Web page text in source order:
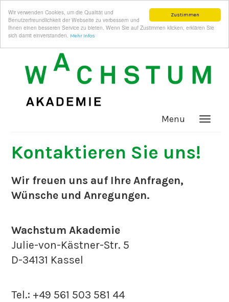
Zustimmen
Wir verwenden Cookies, um die Qualität und
Benutzerfreundlichkeit der Webseite zu verbessern und
Ihnen einen besseren Service zu bieten. Wenn Sie auf Zustimmen klicken, erklären Sie
sich damit einverstanden. Mehr Infos
Menu
Kontaktieren Sie uns!
Wir freuen uns auf Ihre Anfragen,
Wünsche und Anregungen.
Wachstum Akademie
Julie-von-Kästner-Str. 5
D-34131 Kassel
Tel.: +49 561 503 581 44